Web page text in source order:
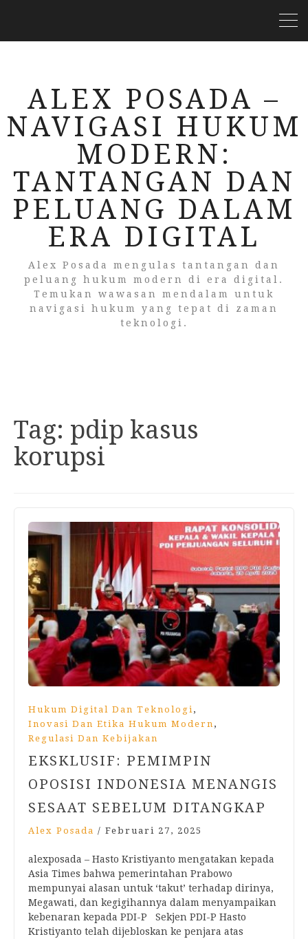
ALEX POSADA –
NAVIGASI HUKUM
MODERN:
TANTANGAN DAN
PELUANG DALAM
ERA DIGITAL
Alex Posada mengulas tantangan dan
peluang hukum modern di era digital.
Temukan wawasan mendalam untuk
navigasi hukum yang tepat di zaman
teknologi.
Tag: pdip kasus
korupsi
Hukum Digital Dan Teknologi ,
Inovasi Dan Etika Hukum Modern ,
Regulasi Dan Kebijakan
EKSKLUSIF: PEMIMPIN
OPOSISI INDONESIA MENANGIS
SESAAT SEBELUM DITANGKAP
Alex Posada / Februari 27, 2025
alexposada – Hasto Kristiyanto mengatakan kepada
Asia Times bahwa pemerintahan Prabowo
mempunyai alasan untuk ‘takut’ terhadap dirinya,
Megawati, dan kegigihannya dalam menyampaikan
kebenaran kepada PDI-P Sekjen PDI-P Hasto
Kristiyanto telah dijebloskan ke penjara atas